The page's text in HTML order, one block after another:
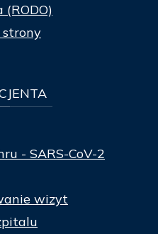
strony
- SARS-CoV-2
wizyt